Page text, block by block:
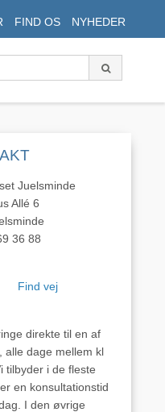
FIND OS NYHEDER
Juelsminde
Allé 6
36 88
Find vej
direkte til en af
alle dage mellem kl
tilbyder i de fleste
en konsultationstid
I den øvrige